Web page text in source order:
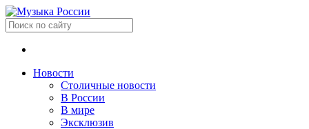
Новости
Столичные новости
В России
В мире
Эксклюзив